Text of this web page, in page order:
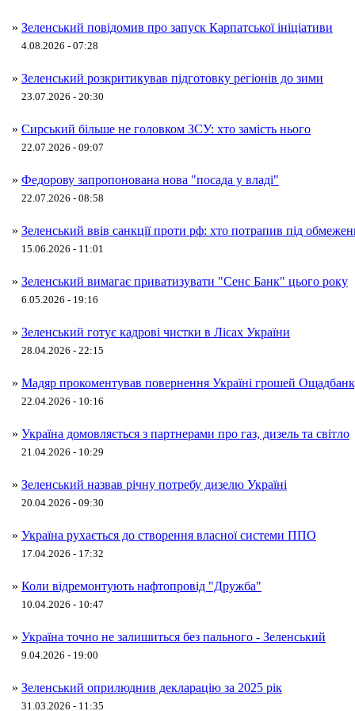
» Зеленський повідомив про запуск Карпатської ініціативи
4.08.2026 - 07:28
» Зеленський розкритикував підготовку регіонів до зими
23.07.2026 - 20:30
» Сирський більше не головком ЗСУ: хто замість нього
22.07.2026 - 09:07
» Федорову запропонована нова "посада у владі"
22.07.2026 - 08:58
» Зеленський ввів санкції проти рф: хто потрапив під
15.06.2026 - 11:01
» Зеленський вимагає приватизувати "Сенс Банк" цього року
6.05.2026 - 19:16
» Зеленський готує кадрові чистки в Лісах України
28.04.2026 - 22:15
» Мадяр прокоментував повернення Україні грошей
22.04.2026 - 10:16
» Україна домовляється з партнерами про газ, дизель та світло
21.04.2026 - 10:29
» Зеленський назвав річну потребу дизелю Україні
20.04.2026 - 09:30
» Україна рухається до створення власної системи ППО
17.04.2026 - 17:32
» Коли відремонтують нафтопровід "Дружба"
10.04.2026 - 10:47
» Україна точно не залишиться без пального - Зеленський
9.04.2026 - 19:00
» Зеленський оприлюднив декларацію за 2025 рік
31.03.2026 - 11:35